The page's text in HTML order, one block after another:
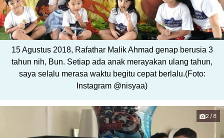
15 Agustus 2018, Rafathar Malik Ahmad genap berusia 3
tahun nih, Bun. Setiap ada anak merayakan ulang tahun,
saya selalu merasa waktu begitu cepat berlalu.(Foto:
Instagram @nisyaa)
2/8